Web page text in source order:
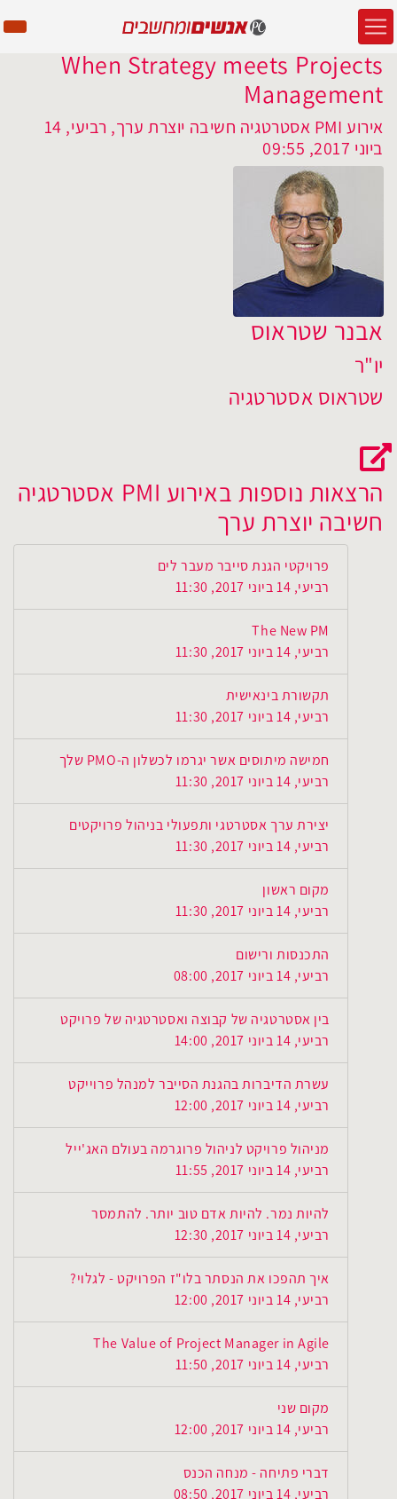
When Strategy meets Projects
Management
אירוע PMI אסטרטגיה חשיבה יוצרת ערך, רביעי, 14
ביוני 2017, 09:55
אבנר שטראוס
יו"ר
שטראוס אסטרטגיה
הרצאות נוספות באירוע PMI אסטרטגיה
חשיבה יוצרת ערך
פרויקטי הגנת סייבר מעבר לים
רביעי, 14 ביוני 2017, 11:30
The New PM
רביעי, 14 ביוני 2017, 11:30
תקשורת בינאישית
רביעי, 14 ביוני 2017, 11:30
חמישה מיתוסים אשר יגרמו לכשלון ה-PMO שלך
רביעי, 14 ביוני 2017, 11:30
יצירת ערך אסטרטגי ותפעולי בניהול פרויקטים
רביעי, 14 ביוני 2017, 11:30
מקום ראשון
רביעי, 14 ביוני 2017, 11:30
התכנסות ורישום
רביעי, 14 ביוני 2017, 08:00
בין אסטרטגיה של קבוצה ואסטרטגיה של פרויקט
רביעי, 14 ביוני 2017, 14:00
עשרת הדיברות בהגנת הסייבר למנהל פרוייקט
רביעי, 14 ביוני 2017, 12:00
מניהול פרויקט לניהול פרוגרמה בעולם האג'ייל
רביעי, 14 ביוני 2017, 11:55
להיות נמר. להיות אדם טוב יותר. להתמסר
רביעי, 14 ביוני 2017, 12:30
איך תהפכו את הנסתר בלו"ז הפרויקט - לגלוי?
רביעי, 14 ביוני 2017, 12:00
The Value of Project Manager in Agile
רביעי, 14 ביוני 2017, 11:50
מקום שני
רביעי, 14 ביוני 2017, 12:00
דברי פתיחה - מנחה הכנס
רביעי, 14 ביוני 2017, 08:50